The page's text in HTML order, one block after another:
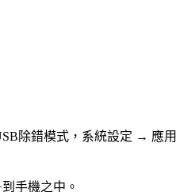
除錯模式，系統設定 →
手機之中。